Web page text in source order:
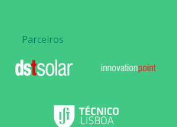
Parceiros